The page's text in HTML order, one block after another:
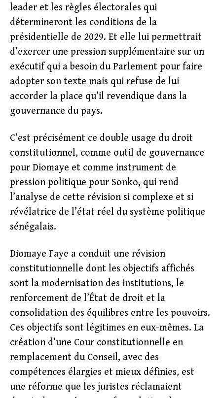
leader et les règles électorales qui
détermineront les conditions de la
présidentielle de 2029. Et elle lui permettrait
d’exercer une pression supplémentaire sur un
exécutif qui a besoin du Parlement pour faire
adopter son texte mais qui refuse de lui
accorder la place qu’il revendique dans la
gouvernance du pays.
C’est précisément ce double usage du droit
constitutionnel, comme outil de gouvernance
pour Diomaye et comme instrument de
pression politique pour Sonko, qui rend
l’analyse de cette révision si complexe et si
révélatrice de l’état réel du système politique
sénégalais.
Diomaye Faye a conduit une révision
constitutionnelle dont les objectifs affichés
sont la modernisation des institutions, le
renforcement de l’État de droit et la
consolidation des équilibres entre les pouvoirs.
Ces objectifs sont légitimes en eux-mêmes. La
création d’une Cour constitutionnelle en
remplacement du Conseil, avec des
compétences élargies et mieux définies, est
une réforme que les juristes réclamaient